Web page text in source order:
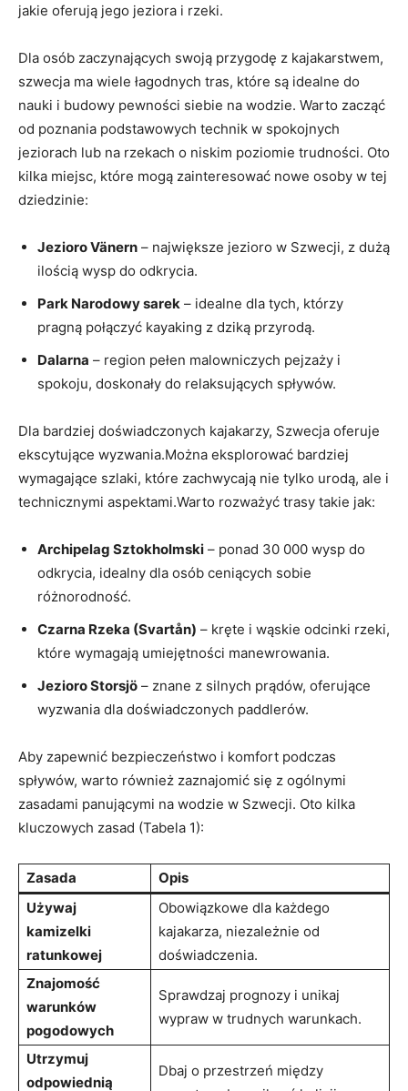
jakie oferują jego jeziora i rzeki.
Dla osób zaczynających swoją przygodę z kajakarstwem,
szwecja ma wiele łagodnych tras, które są idealne do
nauki i budowy pewności siebie na wodzie. Warto zacząć
od poznania podstawowych technik w spokojnych
jeziorach lub na rzekach o niskim poziomie trudności. Oto
kilka miejsc, które mogą zainteresować nowe osoby w tej
dziedzinie:
Jezioro Vänern – największe jezioro w Szwecji, z dużą
ilością wysp do odkrycia.
Park Narodowy sarek – idealne dla tych, którzy
pragną połączyć kayaking z dziką przyrodą.
Dalarna – region pełen malowniczych pejzaży i
spokoju, doskonały do relaksujących spływów.
Dla bardziej doświadczonych kajakarzy, Szwecja oferuje
ekscytujące wyzwania.Można eksplorować bardziej
wymagające szlaki, które zachwycają nie tylko urodą, ale i
technicznymi aspektami.Warto rozważyć trasy takie jak:
Archipelag Sztokholmski – ponad 30 000 wysp do
odkrycia, idealny dla osób ceniących sobie
różnorodność.
Czarna Rzeka (Svartån) – kręte i wąskie odcinki rzeki,
które wymagają umiejętności manewrowania.
Jezioro Storsjö – znane z silnych prądów, oferujące
wyzwania dla doświadczonych paddlerów.
Aby zapewnić bezpieczeństwo i komfort podczas
spływów, warto również zaznajomić się z ogólnymi
zasadami panującymi na wodzie w Szwecji. Oto kilka
kluczowych zasad (Tabela 1):
Zasada
Opis
Używaj
kamizelki
ratunkowej
Obowiązkowe dla każdego
kajakarza, niezależnie od
doświadczenia.
Znajomość
warunków
pogodowych
Sprawdzaj prognozy i unikaj
wypraw w trudnych warunkach.
Utrzymuj
odpowiednią
Dbaj o przestrzeń między